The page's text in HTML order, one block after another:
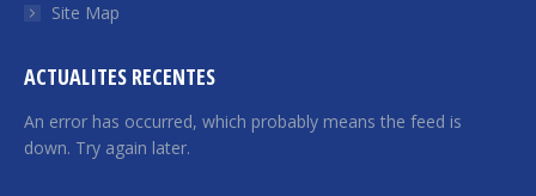
Site Map
ACTUALITES RECENTES
An error has occurred, which probably means the feed is
down. Try again later.